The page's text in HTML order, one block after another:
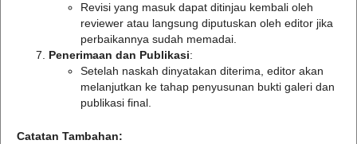
Revisi yang masuk dapat ditinjau kembali oleh
reviewer atau langsung diputuskan oleh editor jika
perbaikannya sudah memadai.
Penerimaan dan Publikasi:
Setelah naskah dinyatakan diterima, editor akan
melanjutkan ke tahap penyusunan bukti galeri dan
publikasi final.
Catatan Tambahan: